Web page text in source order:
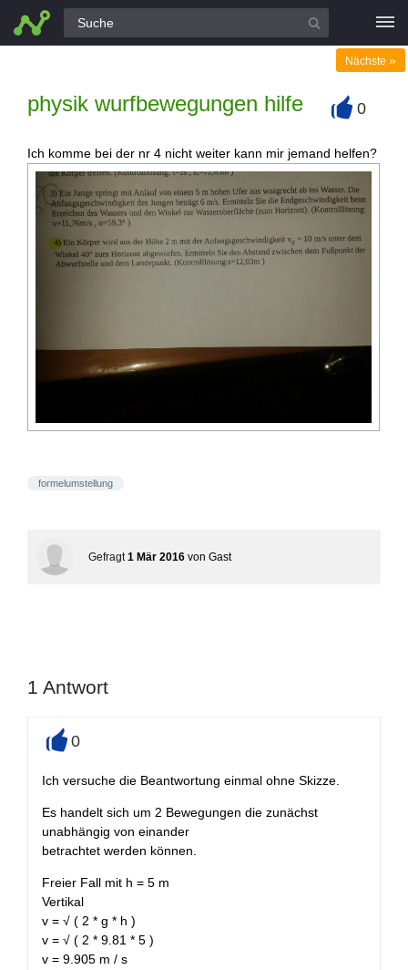
Alle Fragen
physik wurfbewegungen hilfe
Nächste »
0
Ich komme bei der nr 4 nicht weiter kann mir jemand helfen?
formelumstellung
Gefragt 1 Mär 2016 von Gast
1 Antwort
+
0
Ich versuche die Beantwortung einmal ohne Skizze.
Es handelt sich um 2 Bewegungen die zunächst
unabhängig von einander
betrachtet werden können.
Freier Fall mit h = 5 m
Vertikal
v = √ ( 2 * g * h )
v = √ ( 2 * 9.81 * 5 )
v = 9.905 m / s